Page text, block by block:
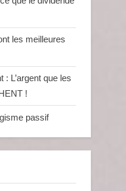
les meilleures
L’argent que les
!
passif